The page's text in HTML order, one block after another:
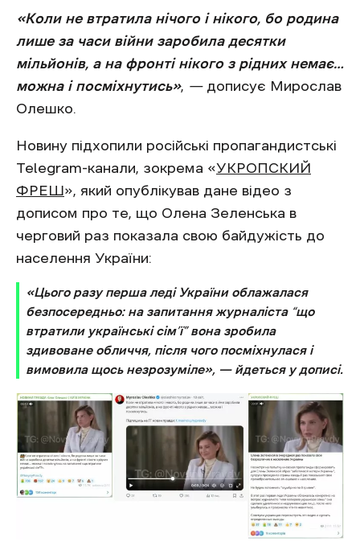
«Коли не втратила нічого і нікого, бо родина
лише за часи війни заробила десятки
мільйонів, а на фронті нікого з рідних немає…
можна і посміхнутись», —дописує Мирослав
Олешко.
Новину підхопили російські пропагандистські
Telegram-канали, зокрема «УКРОПСКИЙ
ФРЕШ », який опублікував дане відео з
дописом про те, що Олена Зеленська в
черговий раз показала свою байдужість до
населення України:
«Цього разу перша леді України облажалася
безпосередньо: на запитання журналіста “що
втратили українські сім’ї” вона зробила
здивоване обличчя, після чого посміхнулася і
вимовила щось незрозуміле», —йдеться у дописі.